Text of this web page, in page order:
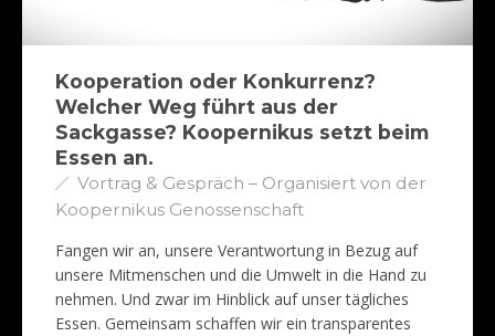
Kooperation oder Konkurrenz?
Welcher Weg führt aus der
Sackgasse? Koopernikus setzt beim
Essen an.
Vortrag & Gespräch – Organisiert von der
Koopernikus Genossenschaft
Fangen wir an, unsere Verantwortung in Bezug auf
unsere Mitmenschen und die Umwelt in die Hand zu
nehmen. Und zwar im Hinblick auf unser tägliches
Essen. Gemeinsam schaffen wir ein transparentes